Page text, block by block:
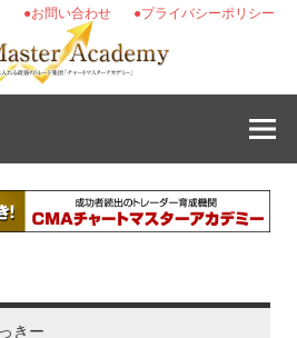
●プライバシーポリシー
●お問い合わせ
きー